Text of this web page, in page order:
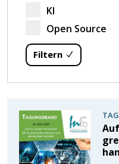
KI
Open Source
Filtern